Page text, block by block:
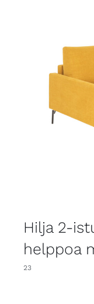
Hilja 2-
helppoa
23